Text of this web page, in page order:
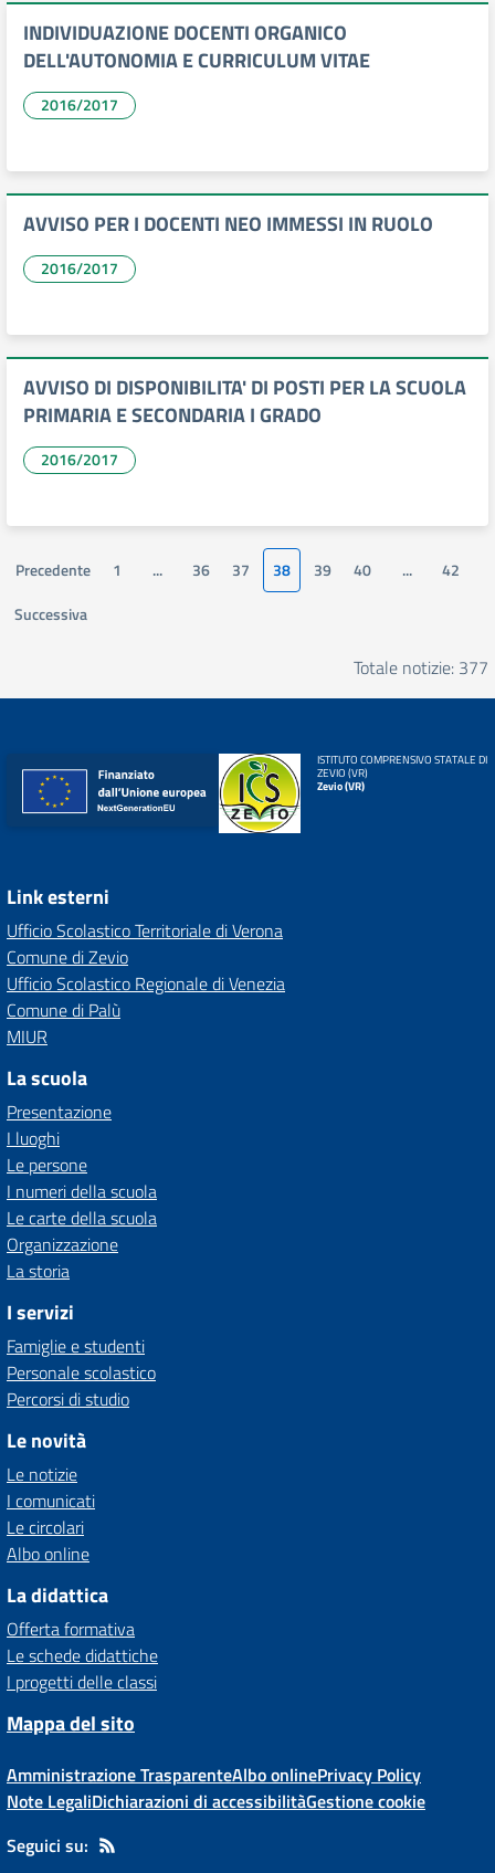
INDIVIDUAZIONE DOCENTI ORGANICO
DELL'AUTONOMIA E CURRICULUM VITAE
2016/2017
AVVISO PER I DOCENTI NEO IMMESSI IN RUOLO
2016/2017
AVVISO DI DISPONIBILITA' DI POSTI PER LA SCUOLA
PRIMARIA E SECONDARIA I GRADO
2016/2017
Precedente 1 ... 36 37 38 39 40 ...
42
Successiva
Totale notizie: 377
ISTITUTO COMPRENSIVO STATALE DI
ZEVIO (VR)
Zevio (VR)
Link esterni
Ufficio Scolastico Territoriale di Verona
Comune di Zevio
Ufficio Scolastico Regionale di Venezia
Comune di Palù
MIUR
La scuola
Presentazione
I luoghi
Le persone
I numeri della scuola
Le carte della scuola
Organizzazione
La storia
I servizi
Famiglie e studenti
Personale scolastico
Percorsi di studio
Le novità
Le notizie
I comunicati
Le circolari
Albo online
La didattica
Offerta formativa
Le schede didattiche
I progetti delle classi
Mappa del sito
Amministrazione TrasparenteAlbo onlinePrivacy Policy
Note LegaliDichiarazioni di accessibilitàGestione cookie
Seguici su: